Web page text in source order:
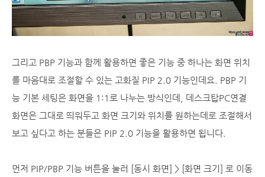
그리고 PBP 기능과 함께 활용하면 좋은 기능 중 하나는 화면 위치
를 마음대로 조절할 수 있는 고화질 PIP 2.0 기능인데요. PBP 기
능 기본 세팅은 화면을 1:1로 나누는 방식인데, 데스크탑PC연결
화면은 그대로 띄워두고 화면 크기와 위치를 원하는데로 조절해서
보고 싶다고 하는 분들은 PIP 2.0 기능을 활용하면 됩니다.
먼저 PIP/PBP 기능 버튼을 눌러 [동시 화면] > [화면 크기] 로 이동